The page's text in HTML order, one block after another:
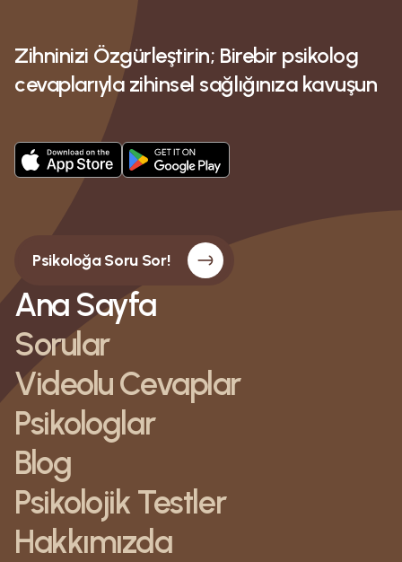
Zihninizi Özgürleştirin; Birebir psikolog
cevaplarıyla zihinsel sağlığınıza kavuşun
Psikoloğa Soru Sor!
Ana Sayfa
Sorular
Videolu Cevaplar
Psikologlar
Blog
Psikolojik Testler
Hakkımızda